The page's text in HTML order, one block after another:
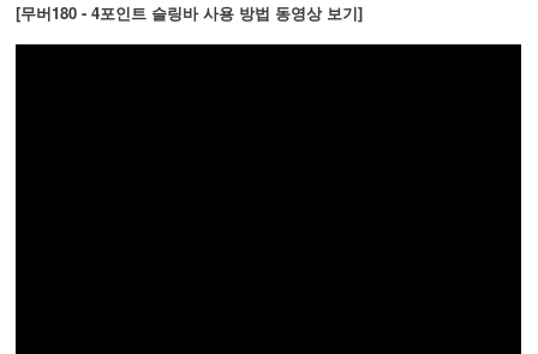
[무버180 - 4포인트 슬링바 사용 방법 동영상 보기]